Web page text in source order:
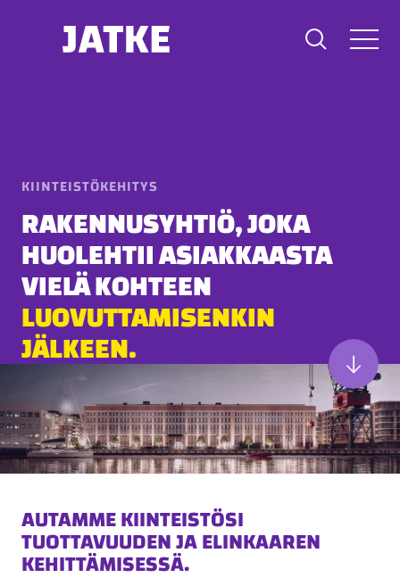
KIINTEISTÖKEHITYS
RAKENNUSYHTIÖ, JOKA
HUOLEHTII ASIAKKAASTA
VIELÄ KOHTEEN
LUOVUTTAMISENKIN
JÄLKEEN.
AUTAMME KIINTEISTÖSI
TUOTTAVUUDEN JA ELINKAAREN
KEHITTÄMISESSÄ.